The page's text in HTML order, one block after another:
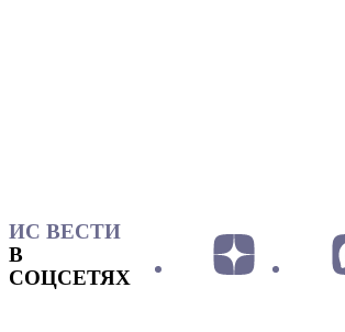
ИС ВЕСТИ
В
СОЦСЕТЯХ